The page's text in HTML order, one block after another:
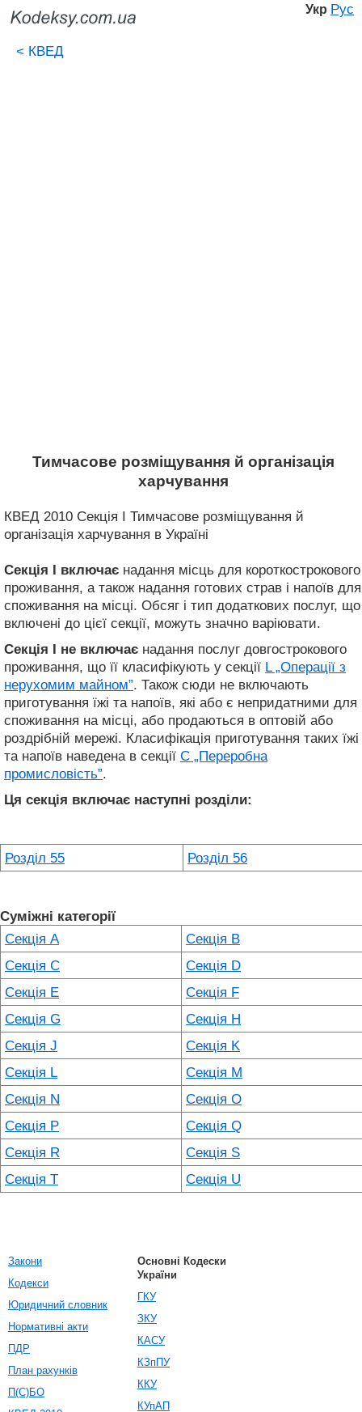
Укр Рус
< КВЕД
Тимчасове розміщування й організація
харчування
КВЕД 2010 Секція I Тимчасове розміщування й
організація харчування в Україні
Секція I включає надання місць для короткострокового
проживання, а також надання готових страв і напоїв для
споживання на місці. Обсяг і тип додаткових послуг, що
включені до цієї секції, можуть значно варіювати.
Секція I не включає надання послуг довгострокового
проживання, що її класифікують у секції L „Операції з
нерухомим майном”. Також сюди не включають
приготування їжі та напоїв, які або є непридатними для
споживання на місці, або продаються в оптовій або
роздрібній мережі. Класифікація приготування таких їжі
та напоїв наведена в секції C „Переробна
промисловість”.
Ця секція включає наступні розділи:
Розділ 55 Розділ 56
Суміжні категорії
Секція A
Секція B
Секція C
Секція D
Секція E
Секція F
Секція G
Секція H
Секція J
Секція K
Секція L
Секція M
Секція N
Секція O
Секція P
Секція Q
Секція R
Секція S
Секція T
Секція U
Закони
Кодекси
Юридичний словник
Нормативні акти
ПДР
План рахунків
П(С)БО
Основні Кодески
України
ГКУ
ЗКУ
КАСУ
КЗпПУ
ККУ
КУпАП